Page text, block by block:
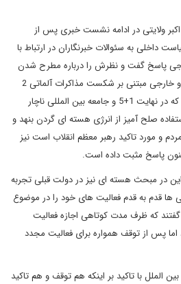
اکبر ولایتی در ادامه نشست خبری پس از
داخلی به سئوالات خبرنگاران در ارتباط با
پاسخ گفت و نظرش را درباره مطرح شدن
برخی اخبار در رسانه های داخلی و خارجی مبتنی بر شکست مذاکرات آلماتی 2
اینگونه بیان کرد: به نظر می رسد که در نهایت 1+5 و جامعه بین المللی ناچار
صلح آمیز از انرژی هسته ای گردن بنهد و
و مورد تاکید رهبر معظم انقلاب است نیز
پاسخ مثبت داده است.
در مبحث هسته ای نیز در دولت قبلی تجربه
ها قدم به قدم فعالیت های خود را در موضوع
که ظرف مدت کوتاهی اجازه فعالیت
اما پس از توقف همواره برای فعالیت مجدد
الملل با تاکید بر اینکه هم توقف و هم تاکید